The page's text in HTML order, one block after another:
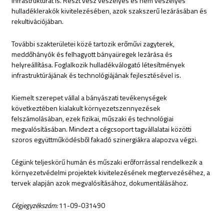
hulladéklerakók kivitelezésében, azok szakszerű lezárásában és
rekultivációjában.
További szakterületei közé tartozik erőművi zagyterek,
meddőhányók és felhagyott bányaüregek lezárása és
helyreállítása. Foglalkozik hulladékválogató létesítmények
infrastruktúrájának és technológiájának fejlesztésével is.
Kiemelt szerepet vállal a bányászati tevékenységek
következtében kialakult környezetszennyezések
felszámolásában, ezek fizikai, műszaki és technológiai
megvalósításában. Mindezt a cégcsoport tagvállalatai közötti
szoros együttműködésből fakadó szinergiákra alapozva végzi.
Cégünk teljeskörű humán és műszaki erőforrással rendelkezik a
környezetvédelmi projektek kivitelezésének megtervezéséhez, a
tervek alapján azok megvalósításához, dokumentálásához.
Cégjegyzékszám:11-09-031490